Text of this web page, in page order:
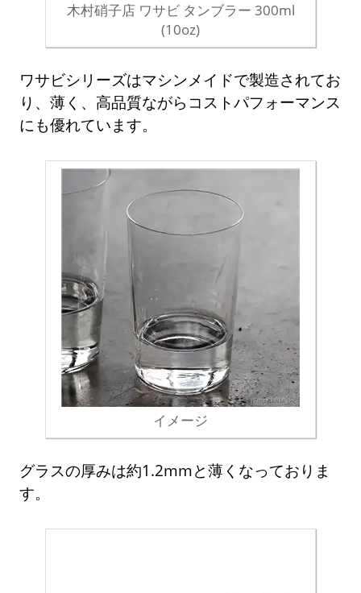
木村硝子店 ワサビ タンブラー 300ml
(10oz)
ワサビシリーズはマシンメイドで製造されてお
り、薄く、高品質ながらコストパフォーマンス
にも優れています。
イメージ
グラスの厚みは約1.2mmと薄くなっておりま
す。